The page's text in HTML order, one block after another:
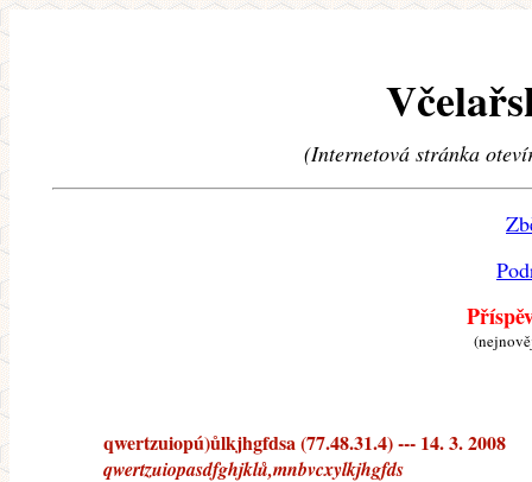
(Internetová stránka
qwertzuiopú)ůlkjhgfdsa (77.48.31.4) --- 14. 3. 2008
qwertzuiopasdfghjklů,mnbvcxylkjhgfds